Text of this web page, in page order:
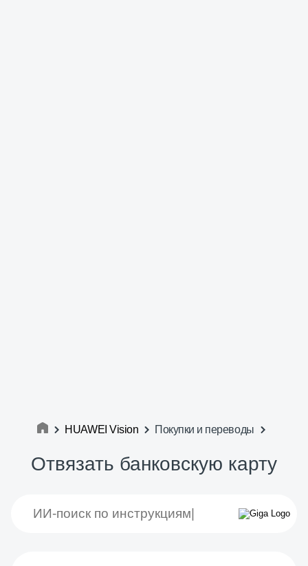
HUAWEI Vision Покупки и переводы
Отвязать банковскую карту